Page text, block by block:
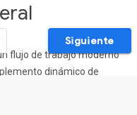
flujo de trabajo moderno
dinámico de
los
Siguiente